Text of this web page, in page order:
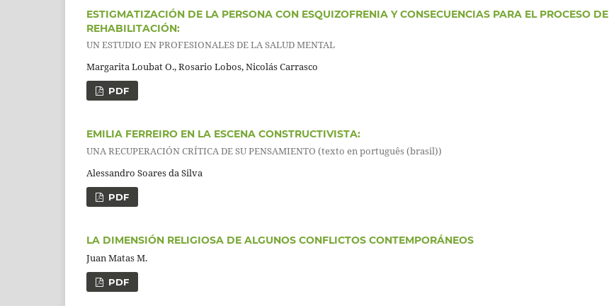
ESTIGMATIZACIÓN DE LA PERSONA CON ESQUIZOFRENIA Y CONSECUENCIAS PARA EL PROCESO DE
REHABILITACIÓN:
UN ESTUDIO EN PROFESIONALES DE LA SALUD MENTAL
Margarita Loubat O., Rosario Lobos, Nicolás Carrasco
PDF
EMILIA FERREIRO EN LA ESCENA CONSTRUCTIVISTA:
UNA RECUPERACIÓN CRÍTICA DE SU PENSAMIENTO (texto en português (brasil))
Alessandro Soares da Silva
PDF
LA DIMENSIÓN RELIGIOSA DE ALGUNOS CONFLICTOS CONTEMPORÁNEOS
Juan Matas M.
PDF